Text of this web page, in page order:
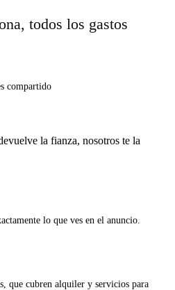
todos los gastos
compartido
la fianza, nosotros te la
lo que ves en el anuncio.
que cubren alquiler y servicios para